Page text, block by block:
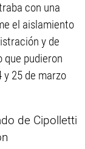
con una
el aislamiento
y de
que pudieron
25 de marzo